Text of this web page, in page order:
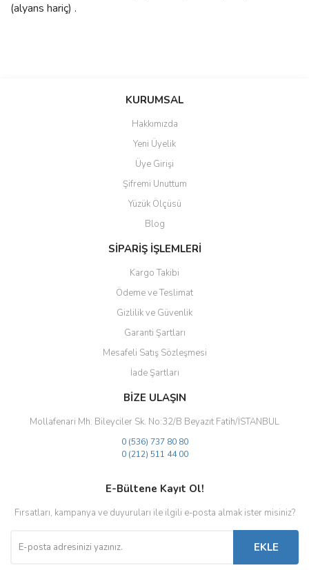
(alyans hariç) .
Bu ürüne ilk yorumu siz yapın!
Yorum Yaz
Ürün resmi kalitesiz, bozuk veya görüntülenemiyor.
Ürün açıklamasında eksik bilgiler bulunuyor.
Ürün bilgilerinde hatalar bulunuyor.
Ürün fiyatı diğer sitelerden daha pahalı.
Bu ürüne benzer farklı alternatifler olmalı.
Gönder
KURUMSAL
Hakkımızda
Yeni Üyelik
Üye Girişi
Şifremi Unuttum
Yüzük Ölçüsü
Blog
SİPARİŞ İŞLEMLERİ
Kargo Takibi
Ödeme ve Teslimat
Gizlilik ve Güvenlik
Garanti Şartları
Mesafeli Satış Sözleşmesi
İade Şartları
BİZE ULAŞIN
Mollafenari Mh. Bileyciler Sk. No:32/B Beyazıt Fatih/İSTANBUL
0 (536) 737 80 80
0 (212) 511 44 00
E-Bültene Kayıt Ol!
Fırsatları, kampanya ve duyuruları ile ilgili e-posta almak ister misiniz?
EKLE